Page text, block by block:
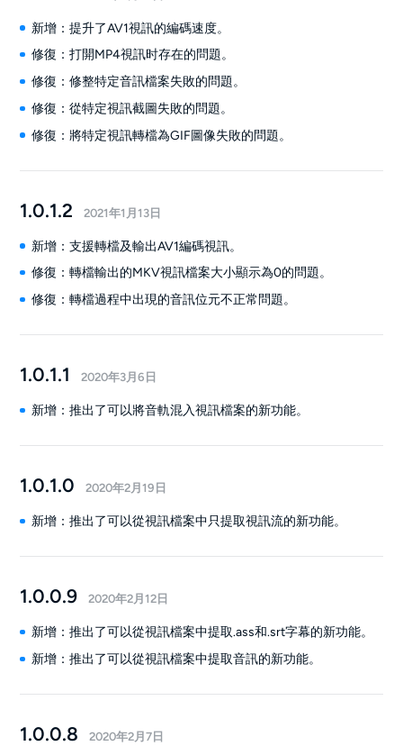
新增：提升了AV1視訊的編碼速度。
修復：打開MP4視訊时存在的問題。
修復：修整特定音訊檔案失敗的問題。
修復：從特定視訊截圖失敗的問題。
修復：將特定視訊轉檔為GIF圖像失敗的問題。
1.0.1.2 2021年1月13日
新增：支援轉檔及輸出AV1編碼視訊。
修復：轉檔輸出的MKV視訊檔案大小顯示為0的問題。
修復：轉檔過程中出現的音訊位元不正常問題。
1.0.1.1 2020年3月6日
新增：推出了可以將音軌混入視訊檔案的新功能。
1.0.1.0 2020年2月19日
新增：推出了可以從視訊檔案中只提取視訊流的新功能。
1.0.0.9 2020年2月12日
新增：推出了可以從視訊檔案中提取.ass和.srt字幕的新功能。
新增：推出了可以從視訊檔案中提取音訊的新功能。
1.0.0.8 2020年2月7日